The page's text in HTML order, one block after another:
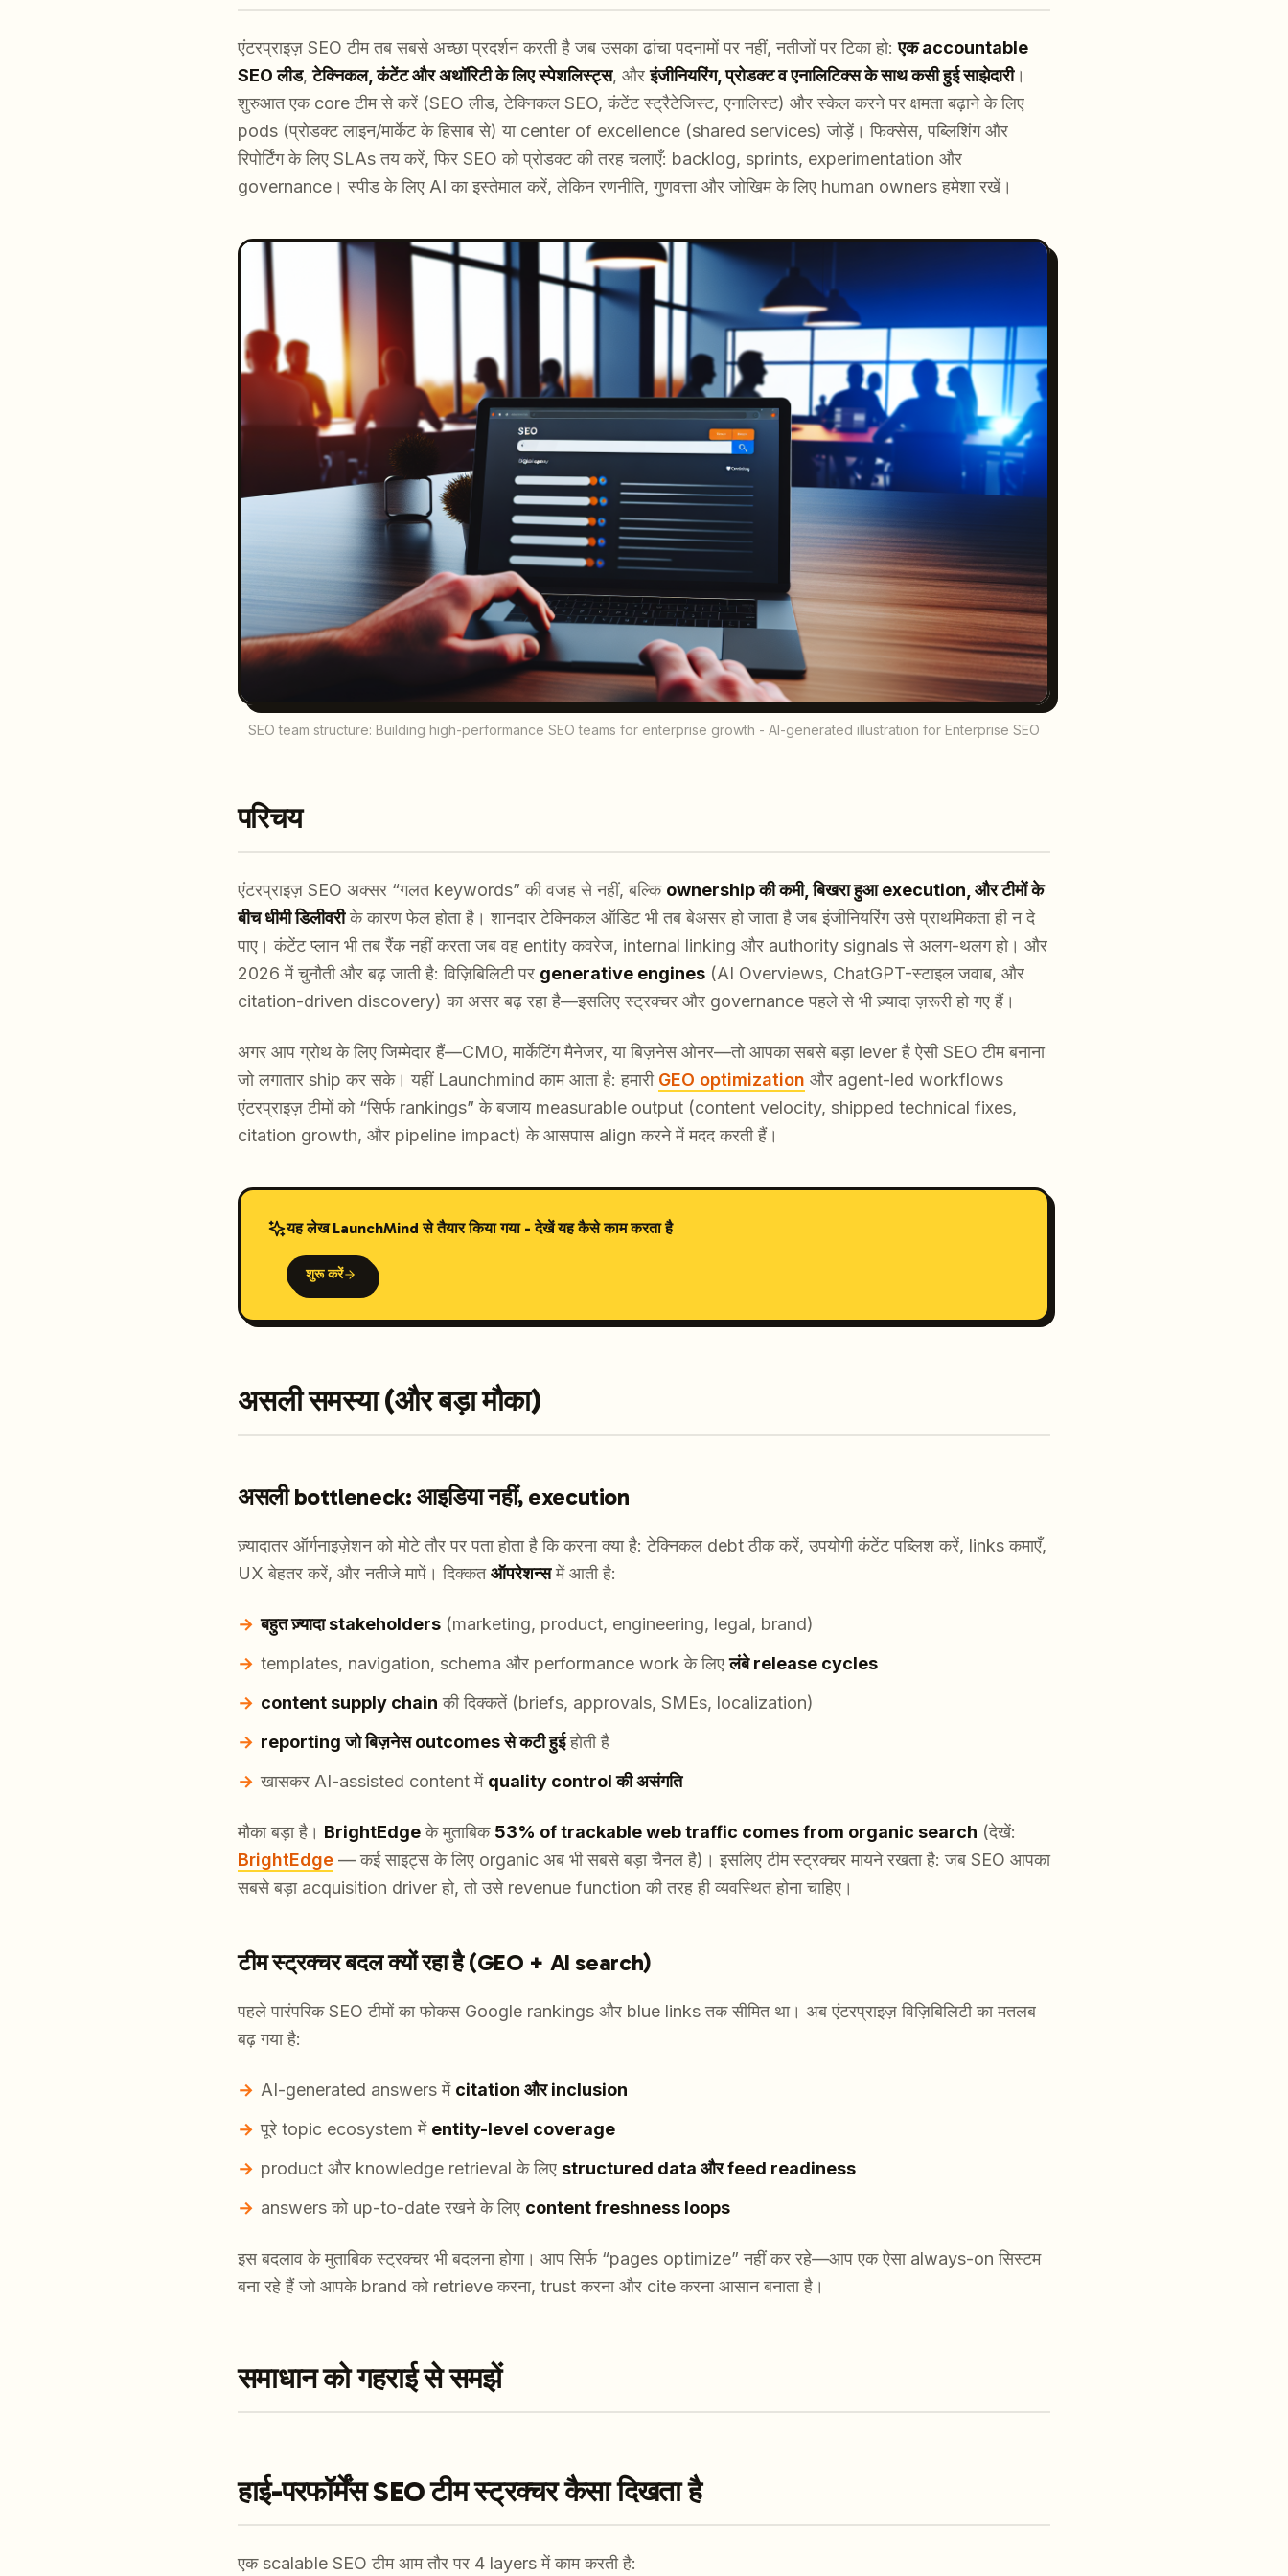
एंटरप्राइज़ SEO टीम तब सबसे अच्छा प्रदर्शन करती है जब उसका ढांचा पदनामों पर नहीं, नतीजों पर टिका हो:एक accountable
SEO लीड,टेक्निकल, कंटेंट और अथॉरिटी के लिए स्पेशलिस्ट्स, औरइंजीनियरिंग, प्रोडक्ट व एनालिटिक्स के साथ कसी हुई साझेदारी।
शुरुआत एक core टीम से करें (SEO लीड, टेक्निकल SEO, कंटेंट स्ट्रैटेजिस्ट, एनालिस्ट) और स्केल करने पर क्षमता बढ़ाने के लिए
pods (प्रोडक्ट लाइन/मार्केट के हिसाब से) या center of excellence (shared services) जोड़ें। फिक्सेस, पब्लिशिंग और
रिपोर्टिंग के लिए SLAs तय करें, फिर SEO को प्रोडक्ट की तरह चलाएँ: backlog, sprints, experimentation और
governance। स्पीड के लिए AI का इस्तेमाल करें, लेकिन रणनीति, गुणवत्ता और जोखिम के लिए human owners हमेशा रखें।
SEO team structure: Building high-performance SEO teams for enterprise growth - AI-generated illustration for Enterprise SEO
परिचय
एंटरप्राइज़ SEO अक्सर “गलत keywords” की वजह से नहीं, बल्कि ownership की कमी, बिखरा हुआ execution, और टीमों के
बीच धीमी डिलीवरीके कारण फेल होता है। शानदार टेक्निकल ऑडिट भी तब बेअसर हो जाता है जब इंजीनियरिंग उसे प्राथमिकता ही न दे
पाए। कंटेंट प्लान भी तब रैंक नहीं करता जब वह entity कवरेज, internal linking और authority signals से अलग-थलग हो। और
2026 में चुनौती और बढ़ जाती है: विज़िबिलिटी पर generative engines (AI Overviews, ChatGPT-स्टाइल जवाब, और
citation-driven discovery) का असर बढ़ रहा है—इसलिए स्ट्रक्चर और governance पहले से भी ज़्यादा ज़रूरी हो गए हैं।
अगर आप ग्रोथ के लिए जिम्मेदार हैं—CMO, मार्केटिंग मैनेजर, या बिज़नेस ओनर—तो आपका सबसे बड़ा lever है ऐसी SEO टीम बनाना
जो लगातार ship कर सके। यहीं Launchmind काम आता है: हमारी GEO optimization और agent-led workflows
एंटरप्राइज़ टीमों को “सिर्फ rankings” के बजाय measurable output (content velocity, shipped technical fixes,
citation growth, और pipeline impact) के आसपास align करने में मदद करती हैं।
यह लेख LaunchMind से तैयार किया गया - देखें यह कैसे काम करता है
शुरू करें
असली समस्या (और बड़ा मौका)
असली bottleneck: आइडिया नहीं, execution
ज़्यादातर ऑर्गनाइज़ेशन को मोटे तौर पर पता होता है कि करना क्या है: टेक्निकल debt ठीक करें, उपयोगी कंटेंट पब्लिश करें, links कमाएँ,
UX बेहतर करें, और नतीजे मापें। दिक्कतऑपरेशन्समें आती है:
बहुत ज़्यादा stakeholders (marketing, product, engineering, legal, brand)
templates, navigation, schema और performance work के लिएलंबे release cycles
content supply chain की दिक्कतें (briefs, approvals, SMEs, localization)
reporting जो बिज़नेस outcomes से कटी हुईहोती है
खासकर AI-assisted content में quality control की असंगति
मौका बड़ा है। BrightEdgeके मुताबिक 53% of trackable web traffic comes from organic search (देखें:
BrightEdge — कई साइट्स के लिए organic अब भी सबसे बड़ा चैनल है)। इसलिए टीम स्ट्रक्चर मायने रखता है: जब SEO आपका
सबसे बड़ा acquisition driver हो, तो उसे revenue function की तरह ही व्यवस्थित होना चाहिए।
टीम स्ट्रक्चर बदल क्यों रहा है (GEO + AI search)
पहले पारंपरिक SEO टीमों का फोकस Google rankings और blue links तक सीमित था। अब एंटरप्राइज़ विज़िबिलिटी का मतलब
बढ़ गया है:
AI-generated answers में citation और inclusion
पूरे topic ecosystem में entity-level coverage
product और knowledge retrieval के लिए structured data और feed readiness
answers को up-to-date रखने के लिए content freshness loops
इस बदलाव के मुताबिक स्ट्रक्चर भी बदलना होगा। आप सिर्फ “pages optimize” नहीं कर रहे—आप एक ऐसा always-on सिस्टम
बना रहे हैं जो आपके brand को retrieve करना, trust करना और cite करना आसान बनाता है।
समाधान को गहराई से समझें
हाई-परफॉर्मेंस SEO टीम स्ट्रक्चर कैसा दिखता है
एक scalable SEO टीम आम तौर पर 4 layers में काम करती है: